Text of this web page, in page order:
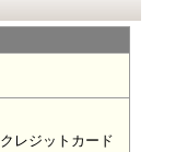
レジットカード